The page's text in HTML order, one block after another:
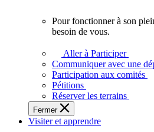
plein
potentiel,
l'Assemblée
a
besoin
de
Pour fonctionner à son
besoin de vous.
Aller à Participer
Communiquer avec une
Participation aux comités
Pétitions
Réserver les terrains
Fermer
Visiter et apprendre